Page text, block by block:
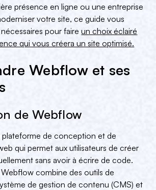
présence en ligne ou une entreprise
votre site, ce guide vous
pour faireun choix éclairé
qui vous créera un site optimisé.
Webflow et ses
de Webflow
de conception et de
qui permet aux utilisateurs de créer
sans avoir à écrire de code.
combine des outils de
de gestion de contenu (CMS) et